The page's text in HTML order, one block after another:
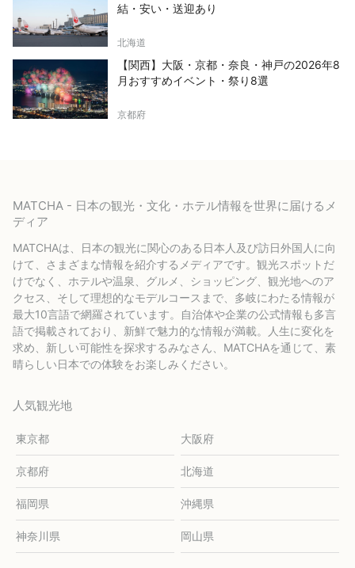
結・安い・送迎あり
北海道
【関西】大阪・京都・奈良・神戸の2026年8
月おすすめイベント・祭り8選
京都府
MATCHA - 日本の観光・文化・ホテル情報を世界に届けるメ
ディア
MATCHAは、日本の観光に関心のある日本人及び訪日外国人に向
けて、さまざまな情報を紹介するメディアです。観光スポットだ
けでなく、ホテルや温泉、グルメ、ショッピング、観光地へのア
クセス、そして理想的なモデルコースまで、多岐にわたる情報が
最大10言語で網羅されています。自治体や企業の公式情報も多言
語で掲載されており、新鮮で魅力的な情報が満載。人生に変化を
求め、新しい可能性を探求するみなさん、MATCHAを通じて、素
晴らしい日本での体験をお楽しみください。
人気観光地
東京都 大阪府
京都府 北海道
福岡県 沖縄県
神奈川県 岡山県